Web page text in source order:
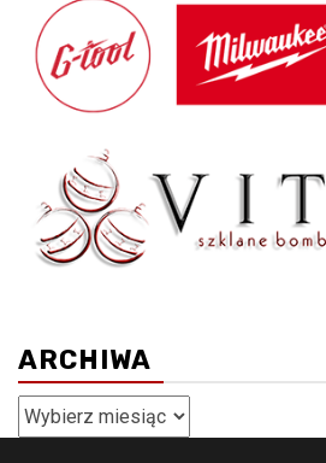
ARCHIWA
Archiwa